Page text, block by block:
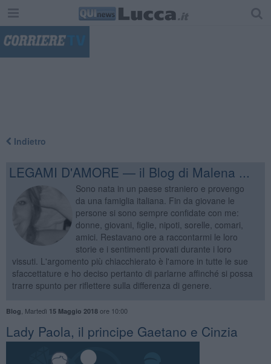
Indietro
LEGAMI D'AMORE — il Blog di Malena ...
Sono nata in un paese straniero e provengo
da una famiglia italiana. Fin da giovane le
persone si sono sempre confidate con me:
donne, giovani, figlie, nipoti, sorelle, comari,
amici. Restavano ore a raccontarmi le loro
storie e i sentimenti provati durante i loro
vissuti. L'argomento più chiacchierato è l'amore in tutte le sue
sfaccettature e ho deciso pertanto di parlarne affinché si possa
trarre spunto per riflettere sulla differenza di genere.
Blog Martedì 15 Maggio 2018ore 10:00
Lady Paola, il principe Gaetano e Cinzia